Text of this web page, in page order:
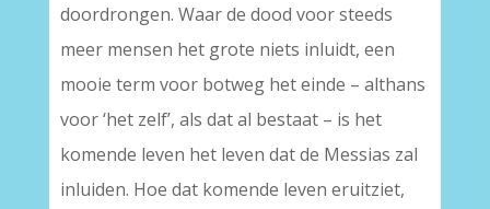
doordrongen. Waar de dood voor steeds
meer mensen het grote niets inluidt, een
mooie term voor botweg het einde – althans
voor ‘het zelf’, als dat al bestaat – is het
komende leven het leven dat de Messias zal
inluiden. Hoe dat komende leven eruitziet,